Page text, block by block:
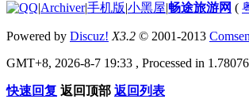
|Archiver|手机版|小黑屋|畅途旅游网 (
Powered by Discuz! X3.2 © 2001-2013
GMT+8, 2026-8-7 19:33 , Processed in
快速回复 返回顶部 返回列表